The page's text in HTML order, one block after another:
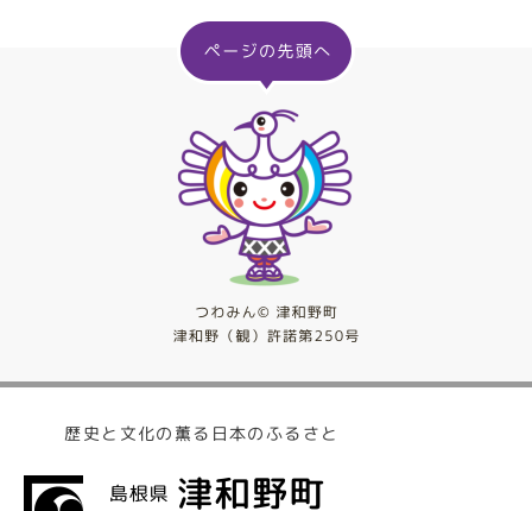
歴史と文化の薫る日本のふるさと